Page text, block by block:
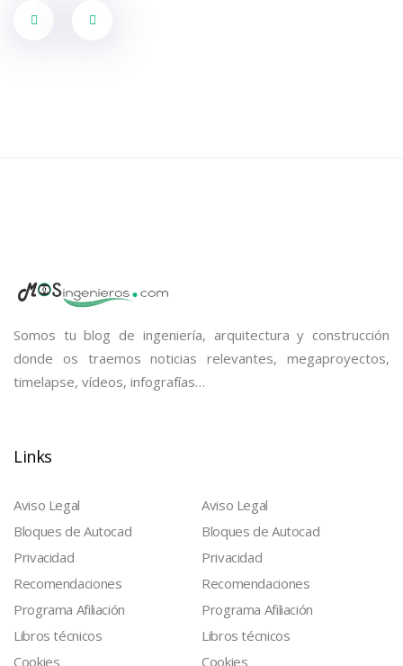
Portfolio
Somos tu blog de ingeniería, arquitectura y construcción
donde os traemos noticias relevantes, megaproyectos,
timelapse, vídeos, infografías…
Links
Aviso Legal
Aviso Legal
Bloques de Autocad
Bloques de Autocad
Privacidad
Privacidad
Recomendaciones
Recomendaciones
Programa Afiliación
Programa Afiliación
Libros técnicos
Libros técnicos
Cookies
Cookies